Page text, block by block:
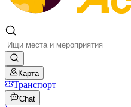
Карта
Транспорт
Chat